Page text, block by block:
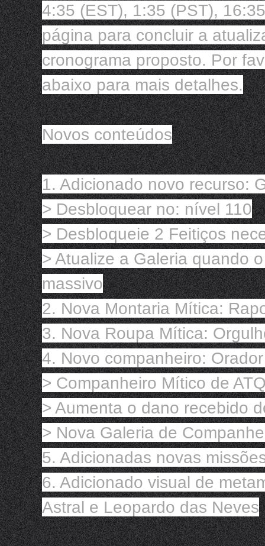
4:35 (EST), 1:35 (PST),
página para concluir a
cronograma proposto. Por
abaixo para mais detalhes.
Novos conteúdos
1. Adicionado novo recurso:
> Desbloquear no: nível 110
> Desbloqueie 2 Feitiços
> Atualize a Galeria quando
massivo
2. Nova Montaria Mítica:
3. Nova Roupa Mítica:
4. Novo companheiro:
> Companheiro Mítico de
> Aumenta o dano recebido
> Nova Galeria de
5. Adicionadas novas
6. Adicionado visual de
Astral e Leopardo das Neves